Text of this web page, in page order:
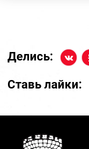
Делись:
Ставь лайки: